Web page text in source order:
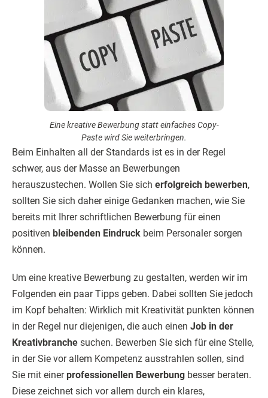
Eine kreative Bewerbung statt einfaches Copy-
Paste wird Sie weiterbringen.
Beim Einhalten all der Standards ist es in der Regel
schwer, aus der Masse an Bewerbungen
herauszustechen. Wollen Sie sich erfolgreich bewerben,
sollten Sie sich daher einige Gedanken machen, wie Sie
bereits mit Ihrer schriftlichen Bewerbung für einen
positiven bleibenden Eindruck beim Personaler sorgen
können.
Um eine kreative Bewerbung zu gestalten, werden wir im
Folgenden ein paar Tipps geben. Dabei sollten Sie jedoch
im Kopf behalten: Wirklich mit Kreativität punkten können
in der Regel nur diejenigen, die auch einen Job in der
Kreativbranche suchen. Bewerben Sie sich für eine Stelle,
in der Sie vor allem Kompetenz ausstrahlen sollen, sind
Sie mit einerprofessionellen Bewerbung besser beraten.
Diese zeichnet sich vor allem durch ein klares,